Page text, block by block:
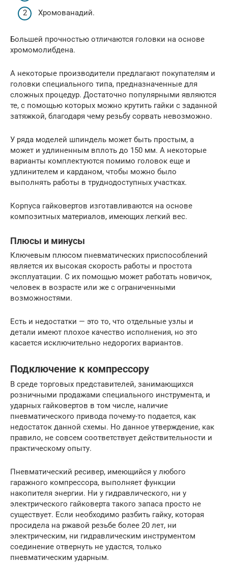
Хромованадий.
Большей прочностью отличаются головки на основе
хромомолибдена.
А некоторые производители предлагают покупателям и
головки специального типа, предназначенные для
сложных процедур. Достаточно популярными являются
те, с помощью которых можно крутить гайки с заданной
затяжкой, благодаря чему резьбу сорвать невозможно.
У ряда моделей шпиндель может быть простым, а
может и удлиненным вплоть до 150 мм. А некоторые
варианты комплектуются помимо головок еще и
удлинителем и карданом, чтобы можно было
выполнять работы в труднодоступных участках.
Корпуса гайковертов изготавливаются на основе
композитных материалов, имеющих легкий вес.
Плюсы и минусы
Ключевым плюсом пневматических приспособлений
является их высокая скорость работы и простота
эксплуатации. С их помощью может работать новичок,
человек в возрасте или же с ограниченными
возможностями.
Есть и недостатки — это то, что отдельные узлы и
детали имеют плохое качество исполнения, но это
касается исключительно недорогих вариантов.
Подключение к компрессору
В среде торговых представителей, занимающихся
розничными продажами специального инструмента, и
ударных гайковертов в том числе, наличие
пневматического привода почему-то подается, как
недостаток данной схемы. Но данное утверждение, как
правило, не совсем соответствует действительности и
практическому опыту.
Пневматический ресивер, имеющийся у любого
гаражного компрессора, выполняет функции
накопителя энергии. Ни у гидравлического, ни у
электрического гайковерта такого запаса просто не
существует. Если необходимо разбить гайку, которая
просидела на ржавой резьбе более 20 лет, ни
электрическим, ни гидравлическим инструментом
соединение отвернуть не удастся, только
пневматическим ударным.